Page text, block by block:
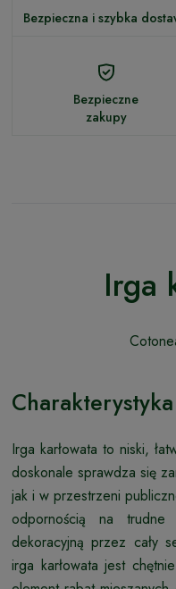
Bezpieczna i szybka
Bezpieczne
zakupy
Irga
Irga karłowata to niski,
doskonale sprawdza się
jak i w przestrzeni
odpornością na trudne
dekoracyjną przez cały
irga karłowata jest